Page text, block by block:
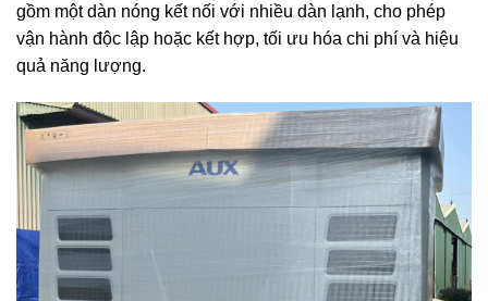
gồm một dàn nóng kết nối với nhiều dàn lạnh, cho phép
vận hành độc lập hoặc kết hợp, tối ưu hóa chi phí và hiệu
quả năng lượng.